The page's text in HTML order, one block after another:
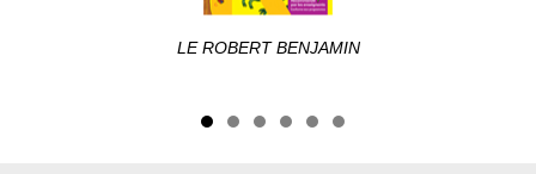
LE ROBERT BENJAMIN